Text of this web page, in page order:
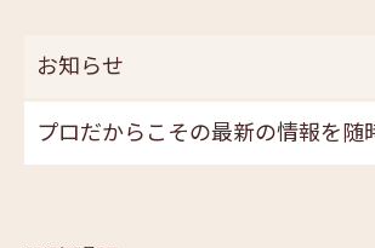
お知らせ
プロだからこその最新の情報を随